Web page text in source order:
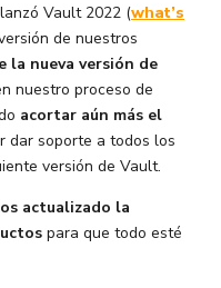
Vault 2022 (what’s
de nuestros
la nueva versión de
nuestro proceso de
acortar aún más el
dar soporte a todos los
versión de Vault.
actualizado la
para que todo esté